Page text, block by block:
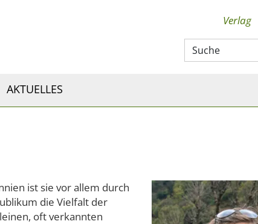
Verlag
AKTUELLES
ist sie vor allem durch
die Vielfalt der
oft verkannten